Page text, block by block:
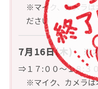
※マイク、カメラは
ださい
7月16日(木) ※
⇒１７:００～１８:３
※マイク、カメラは